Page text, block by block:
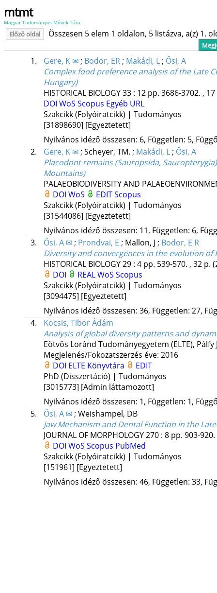
mtmt
Magyar Tudományos Művek Tára
Előző oldal Összesen 5 elem 1 oldalon, 5 listázva, a(z) 1.
1. Gere, K ✉; Bodor, ER; Makádi, L; Ősi, A
Complex food preference analysis of the Late
Hungary)
HISTORICAL BIOLOGY33: 12 pp. 3686-3702. ,
DOI WoS Scopus Egyéb URL
Szakcikk (Folyóiratcikk) | Tudományos
[31898690] [Egyeztetett]
Nyilvános idéző összesen: 6, Független: 5,
2.
Gere, K ✉; Scheyer, TM. ; Makádi, L; Ősi, A
Placodont remains (Sauropsida,
Mountains)
PALAEOBIODIVERSITY AND
DOI WoS EDITScopus
Szakcikk (Folyóiratcikk) | Tudományos
[31544086] [Egyeztetett]
Nyilvános idéző összesen: 11, Független: 6,
3.
Ősi, A ✉; Prondvai, E ; Mallon, J ; Bodor, E R
Diversity and convergences in the evolution
HISTORICAL BIOLOGY29: 4 pp. 539-570. , 32 p.
DOI
REALWoS Scopus
Szakcikk (Folyóiratcikk) | Tudományos
[3094475] [Egyeztetett]
Nyilvános idéző összesen: 36, Független: 27,
4.
Kocsis, Tibor Ádám
Analysis of global diversity patterns and
Eötvös Loránd Tudományegyetem (ELTE), Pálfy
Megjelenés/Fokozatszerzés éve: 2016
DOI ELTE Könyvtára
EDIT
PhD (Disszertáció) | Tudományos
[3015773] [Admin láttamozott]
Nyilvános idéző összesen: 1, Független: 1,
5.
Ősi, A ✉; Weishampel, DB
Jaw Mechanism and Dental Function in the
JOURNAL OF MORPHOLOGY270: 8 pp. 903-
DOI WoS Scopus PubMed
Szakcikk (Folyóiratcikk) | Tudományos
[151961] [Egyeztetett]
Nyilvános idéző összesen: 46, Független: 33,